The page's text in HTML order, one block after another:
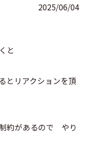
2025/06/04
と
とリアクションを頂
約があるので やり